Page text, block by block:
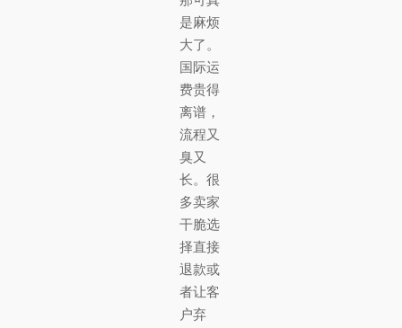
是麻烦
大了。
国际运
费贵得
离谱，
流程又
臭又
长。很
多卖家
干脆选
择直接
退款或
者让客
户弃